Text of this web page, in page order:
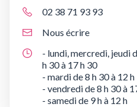
02 38 71 93 93
Nous écrire
- lundi, mercredi, jeudi
h 30 à 17 h 30
- mardi de 8 h 30 à 12 h
- vendredi de 8 h 30 à
- samedi de 9 h à 12 h